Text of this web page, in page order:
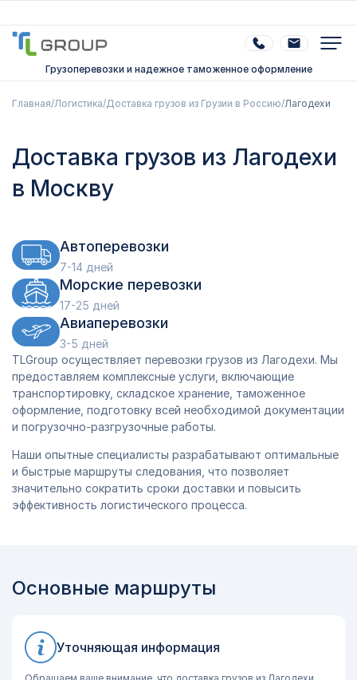
Грузоперевозки и надежное таможенное оформление
Главная/Логистика/Доставка грузов из Грузии в Россию/Лагодехи
Доставка грузов из Лагодехи
в Москву
Автоперевозки
7-14 дней
Морские перевозки
17-25 дней
Авиаперевозки
3-5 дней
TLGroup осуществляет перевозки грузов из Лагодехи. Мы
предоставляем комплексные услуги, включающие
транспортировку, складское хранение, таможенное
оформление, подготовку всей необходимой документации
и погрузочно-разгрузочные работы.
Наши опытные специалисты разрабатывают оптимальные
и быстрые маршруты следования, что позволяет
значительно сократить сроки доставки и повысить
эффективность логистического процесса.
Основные маршруты
Уточняющая информация